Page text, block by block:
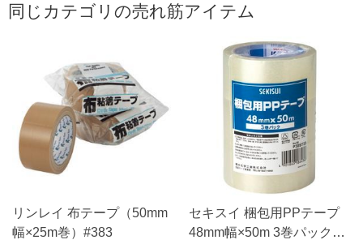
同じカテゴリの売れ筋アイテム
リンレイ 布テープ（50mm
幅×25m巻）#383
セキスイ 梱包用PPテープ
48mm幅×50m 3巻パック